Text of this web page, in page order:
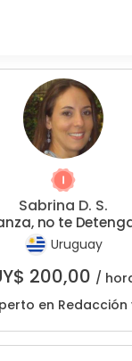
Sabrina D. S.
no te
Uruguay
200,00 /
en